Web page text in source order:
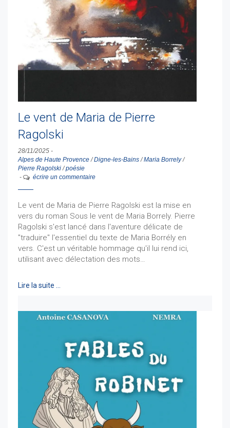
Le vent de Maria de Pierre
Ragolski
28/11/2025 -
Alpes de Haute Provence/Digne-les-Bains/Maria Borrely/
Pierre Ragolski/poésie
-
écrire un commentaire
Le vent de Maria de Pierre Ragolski est la mise en
vers du roman Sous le vent de Maria Borrely. Pierre
Ragolski s'est lancé dans l'aventure délicate de
"traduire" l'essentiel du texte de Maria Borrély en
vers. C'est un véritable hommage qu'il lui rend ici,
utilisant avec délectation des mots…
Lire la suite …